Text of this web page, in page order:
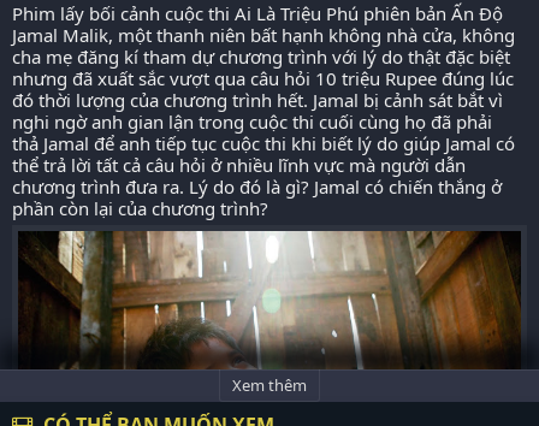
Phim lấy bối cảnh cuộc thi Ai Là Triệu Phú phiên bản Ấn Độ
Jamal Malik, một thanh niên bất hạnh không nhà cửa, không
cha mẹ đăng kí tham dự chương trình với lý do thật đặc biệt
nhưng đã xuất sắc vượt qua câu hỏi 10 triệu Rupee đúng lúc
đó thời lượng của chương trình hết. Jamal bị cảnh sát bắt vì
nghi ngờ anh gian lận trong cuộc thi cuối cùng họ đã phải
thả Jamal để anh tiếp tục cuộc thi khi biết lý do giúp Jamal có
thể trả lời tất cả câu hỏi ở nhiều lĩnh vực mà người dẫn
chương trình đưa ra. Lý do đó là gì? Jamal có chiến thắng ở
phần còn lại của chương trình?
Xem thêm